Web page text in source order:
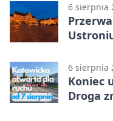
6 sierpnia
6 sierpnia
Koniec
Droga